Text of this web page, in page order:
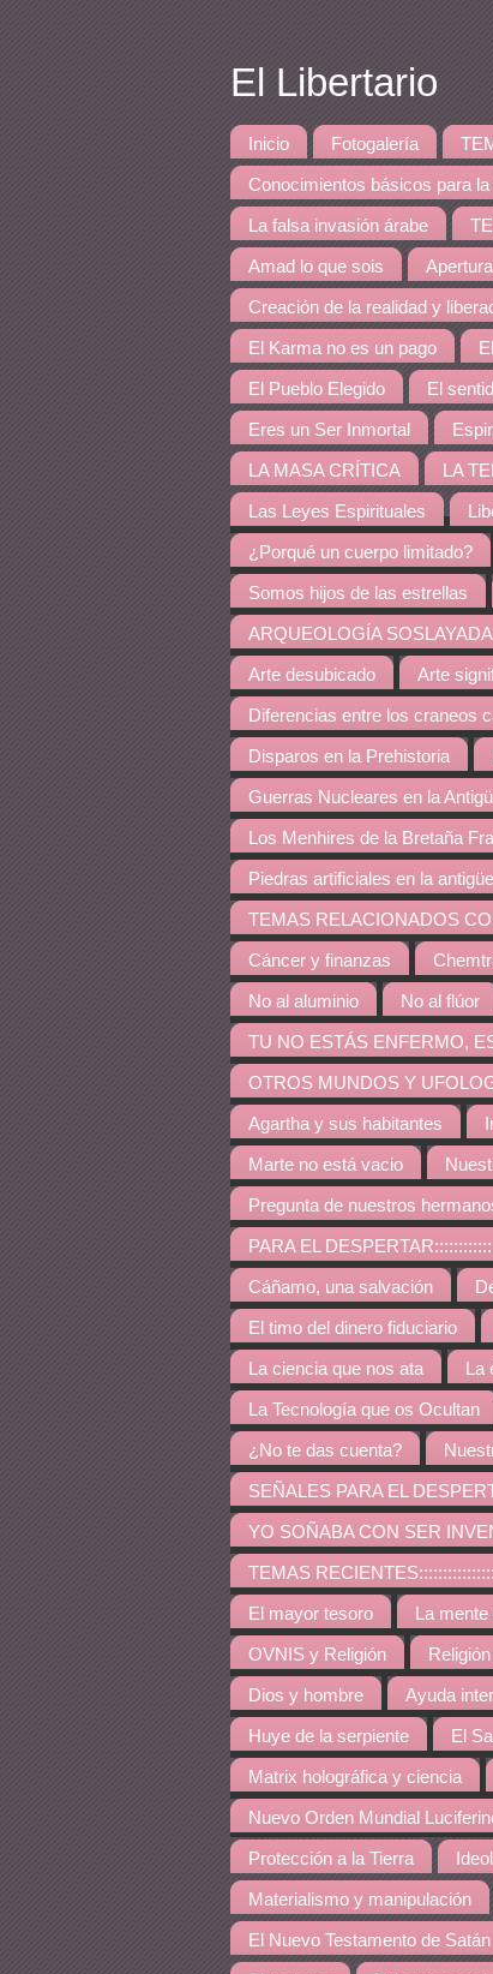
El Libertario
Inicio Fotogalería
Conocimientos básicos para
La falsa invasión árabe
Amad lo que sois
Creación de la realidad y
El Karma no es un pago
El Pueblo Elegido El
Eres un Ser Inmortal
LA MASA CRÍTICA LA
Las Leyes Espirituales
¿Porqué un cuerpo limitado?
Somos hijos de las estrellas
ARQUEOLOGÍA
Arte desubicado Arte
Diferencias entre los craneos
Disparos en la Prehistoria
Guerras Nucleares en la
Los Menhires de la Bretaña
Piedras artificiales en la
TEMAS RELACIONADOS
Cáncer y finanzas
No al aluminio No al flúor
TU NO ESTÁS ENFERMO,
OTROS MUNDOS Y
Agartha y sus habitantes
Marte no está vacio
Pregunta de nuestros
PARA EL
Cáñamo, una salvación
El timo del dinero fiduciario
La ciencia que nos ata
La Tecnología que os Ocultan
¿No te das cuenta?
SEÑALES PARA EL
YO SOÑABA CON SER
TEMAS
El mayor tesoro La
OVNIS y Religión
Dios y hombre Ayuda
Huye de la serpiente El
Matrix holográfica y ciencia
Nuevo Orden Mundial
Protección a la Tierra
Materialismo y manipulación
El Nuevo Testamento de Satán